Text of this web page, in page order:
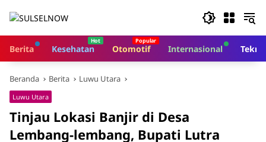
Berita
Kesehatan Otomotif Internasional
Beranda Berita Luwu Utara
Luwu Utara
Tinjau Lokasi Banjir di Desa
Lembang-lembang, Bupati Lutra